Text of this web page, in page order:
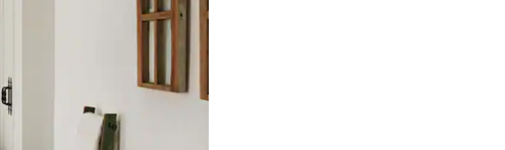
ved at trykke eller stryge.